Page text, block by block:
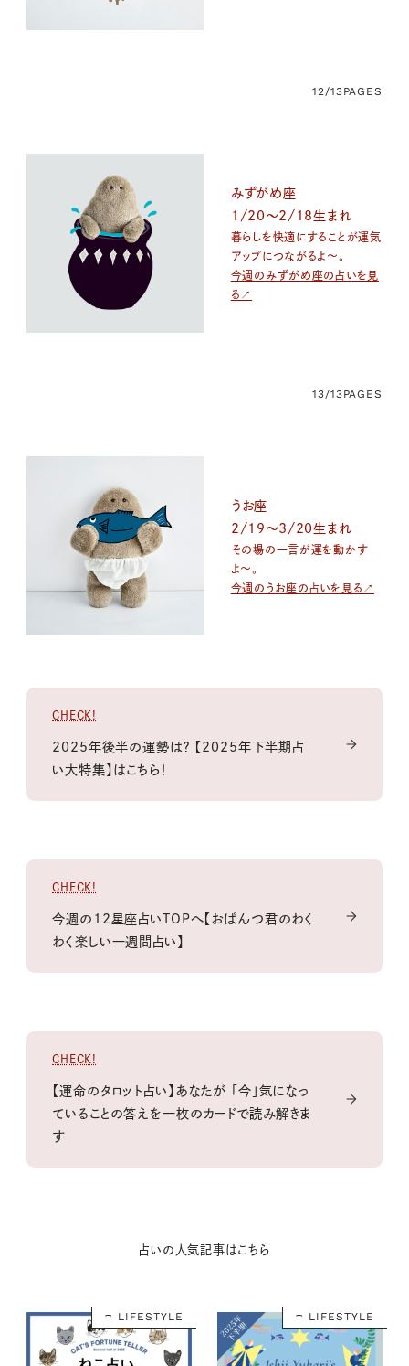
12/13PAGES
みずがめ座
1/20〜2/18生まれ
暮らしを快適にすることが運気
アップにつながるよ〜。
今週のみずがめ座の占いを見
る↗
13/13PAGES
うお座
2/19〜3/20生まれ
その場の一言が運を動かす
よ〜。
今週のうお座の占いを見る↗
CHECK!
2025年後半の運勢は？ 【2025年下半期占
い大特集】はこちら！
CHECK!
今週の12星座占いTOPへ【おぱんつ君のわく
わく楽しい一週間占い】
CHECK!
【運命のタロット占い】あなたが 「今」気になっ
ていることの答えを一枚のカードで読み解きま
す
占いの人気記事はこちら
LIFESTYLE LIFESTYLE